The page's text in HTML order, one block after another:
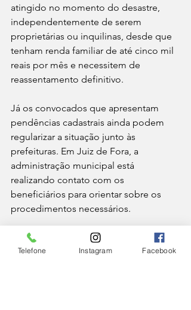
atingido no momento do desastre,
independentemente de serem
proprietárias ou inquilinas, desde que
tenham renda familiar de até cinco mil
reais por mês e necessitem de
reassentamento definitivo.
Já os convocados que apresentam
pendências cadastrais ainda podem
regularizar a situação junto às
prefeituras. Em Juiz de Fora, a
administração municipal está
realizando contato com os
beneficiários para orientar sobre os
procedimentos necessários.
O Governo Federal informou ainda
que novas famílias poderão ser
Telefone Instagram Facebook